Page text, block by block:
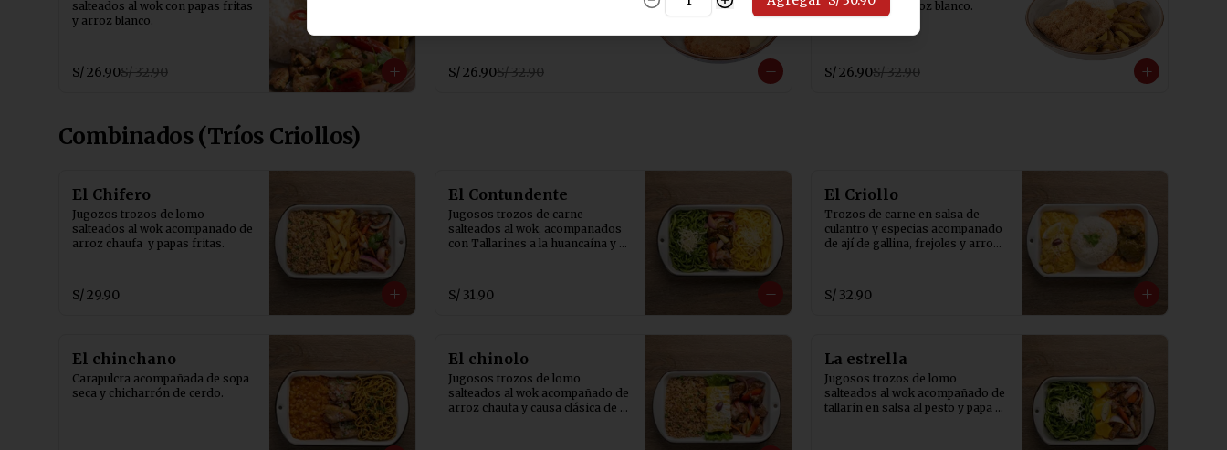
salteados al wok con papas fritas
y arroz blanco.
S/ 26.90S/ 32.90 S/ 26.90S/ 32.90
papas fritas y arroz blanco.
S/ 26.90S/ 32.90
Combinados (Tríos Criollos)
El Chifero
Jugozos trozos de lomo
salteados al wok acompañado de
arroz chaufa  y papas fritas.
S/ 29.90
El Contundente
Jugosos trozos de carne
salteados al wok, acompañados
con Tallarines a la huancaína y
S/ 31.90
El Criollo
Trozos de carne en salsa de
culantro y especias acompañado
de ají de gallina, frejoles y arroz
S/ 32.90
El chinchano
Carapulcra acompañada de sopa
seca y chicharrón de cerdo.
El chinolo
Jugosos trozos de lomo
salteados al wok acompañado de
arroz chaufa y causa clásica de
La estrella
Jugosos trozos de lomo
salteados al wok acompañado de
tallarín en salsa al pesto y papa a